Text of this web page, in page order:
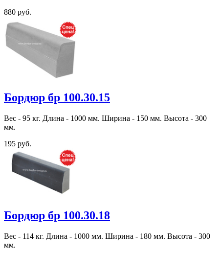
880 руб.
Бордюр бр 100.30.15
Вес - 95 кг. Длина - 1000 мм. Ширина - 150 мм. Высота - 300
мм.
195 руб.
Бордюр бр 100.30.18
Вес - 114 кг. Длина - 1000 мм. Ширина - 180 мм. Высота - 300
мм.